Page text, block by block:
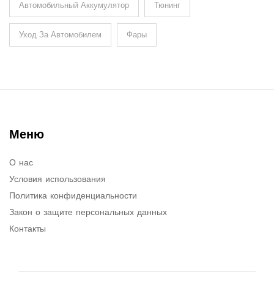
Автомобильный Аккумулятор Тюнинг
Уход За Автомобилем Фары
Меню
О нас
Условия использования
Политика конфиденциальности
Закон о защите персональных данных
Контакты